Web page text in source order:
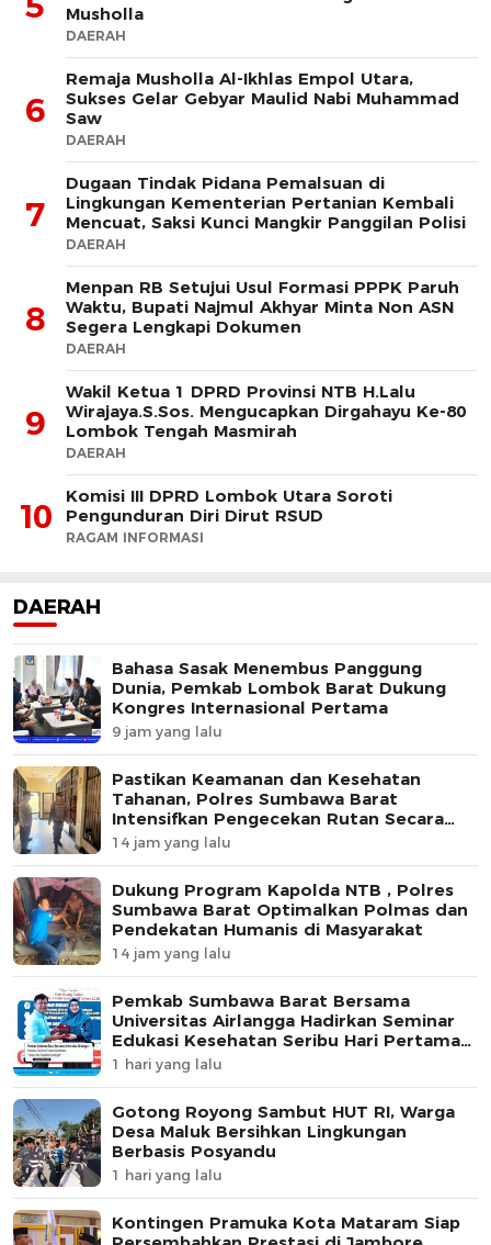
Musholla
DAERAH
6
Remaja Musholla Al-Ikhlas Empol Utara,
Sukses Gelar Gebyar Maulid Nabi Muhammad
Saw
DAERAH
7
Dugaan Tindak Pidana Pemalsuan di
Lingkungan Kementerian Pertanian Kembali
Mencuat, Saksi Kunci Mangkir Panggilan Polisi
DAERAH
8
Menpan RB Setujui Usul Formasi PPPK Paruh
Waktu, Bupati Najmul Akhyar Minta Non ASN
Segera Lengkapi Dokumen
DAERAH
9
Wakil Ketua 1 DPRD Provinsi NTB H.Lalu
Wirajaya.S.Sos. Mengucapkan Dirgahayu Ke-80
Lombok Tengah Masmirah
DAERAH
10
Komisi III DPRD Lombok Utara Soroti
Pengunduran Diri Dirut RSUD
RAGAM INFORMASI
DAERAH
Bahasa Sasak Menembus Panggung
Dunia, Pemkab Lombok Barat Dukung
Kongres Internasional Pertama
9 jam yang lalu
Pastikan Keamanan dan Kesehatan
Tahanan, Polres Sumbawa Barat
Intensifkan Pengecekan Rutan Secara
Berkala
14 jam yang lalu
Dukung Program Kapolda NTB , Polres
Sumbawa Barat Optimalkan Polmas dan
Pendekatan Humanis di Masyarakat
14 jam yang lalu
Pemkab Sumbawa Barat Bersama
Universitas Airlangga Hadirkan Seminar
Edukasi Kesehatan Seribu Hari Pertama
Kehidupan
1 hari yang lalu
Gotong Royong Sambut HUT RI, Warga
Desa Maluk Bersihkan Lingkungan
Berbasis Posyandu
1 hari yang lalu
Kontingen Pramuka Kota Mataram Siap